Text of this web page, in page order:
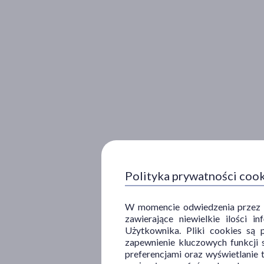
Polityka prywatności
W momencie odwiedzenia
zawierające niewielkie ilości
Użytkownika. Pliki cookies są
zapewnienie kluczowych funkcji
preferencjami oraz wyświetlanie